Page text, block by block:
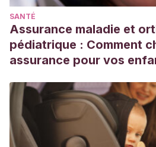
SANTÉ
Assurance maladie et
pédiatrique : Comment
assurance pour vos